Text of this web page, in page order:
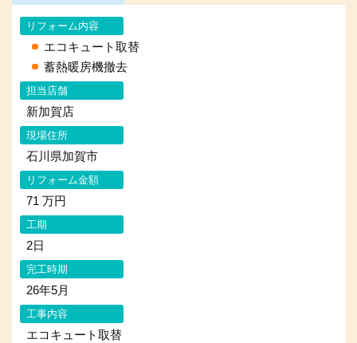
リフォーム内容
エコキュート取替
蓄熱暖房機撤去
担当店舗
新加賀店
現場住所
石川県加賀市
リフォーム金額
71 万円
工期
2日
完工時期
26年5月
工事内容
エコキュート取替